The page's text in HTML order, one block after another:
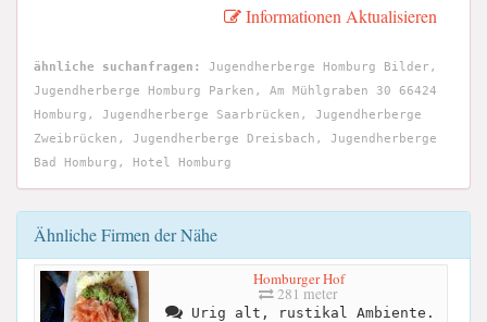
Informationen Aktualisieren
ähnliche suchanfragen:
Jugendherberge Homburg Bilder,
Jugendherberge Homburg Parken, Am Mühlgraben 30 66424
Homburg, Jugendherberge Saarbrücken, Jugendherberge
Zweibrücken, Jugendherberge Dreisbach, Jugendherberge
Bad Homburg, Hotel Homburg
Ähnliche Firmen der Nähe
Homburger Hof
281 meter
Urig alt, rustikal Ambiente.